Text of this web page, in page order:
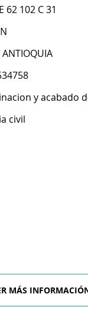
62 102 C 31
ANTIOQUIA
y acabado
civil
MÁS